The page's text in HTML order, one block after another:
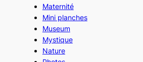
Maternité
Mini planches
Museum
Mystique
Nature